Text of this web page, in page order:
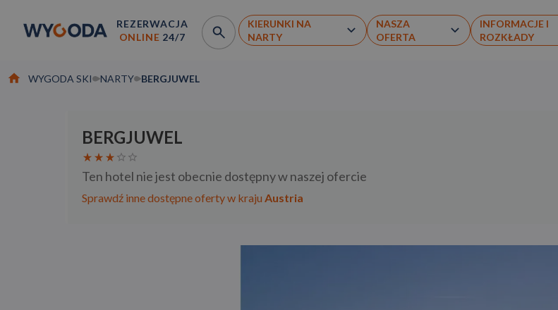
REZERWACJA
ONLINE 24/7
KIERUNKI NA
NARTY
NASZA
OFERTA
INFORMACJE I
ROZKŁADY
WYGODA SKI NARTY BERGJUWEL
BERGJUWEL
Ten hotel nie jest obecnie dostępny w naszej ofercie
Sprawdź inne dostępne oferty w kraju Austria